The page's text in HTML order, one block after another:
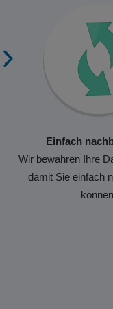
Einfach
Wir bewahren Ihre
damit Sie einfach